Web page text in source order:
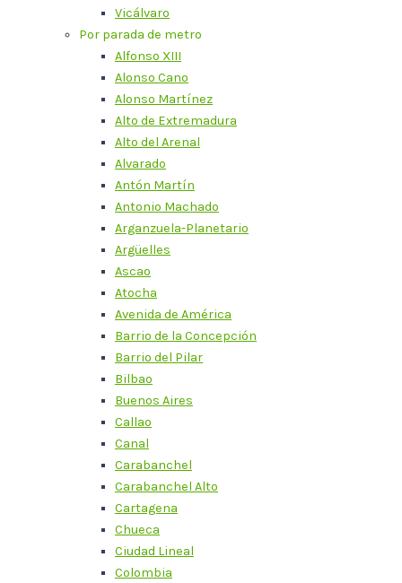
Vicálvaro
Por parada de metro
Alfonso XIII
Alonso Cano
Alonso Martínez
Alto de Extremadura
Alto del Arenal
Alvarado
Antón Martín
Antonio Machado
Arganzuela-Planetario
Argüelles
Ascao
Atocha
Avenida de América
Barrio de la Concepción
Barrio del Pilar
Bilbao
Buenos Aires
Callao
Canal
Carabanchel
Carabanchel Alto
Cartagena
Chueca
Ciudad Lineal
Colombia